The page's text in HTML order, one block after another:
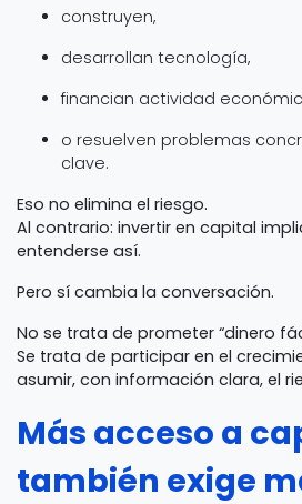
construyen,
desarrollan tecnología,
financian actividad
o resuelven problemas
clave.
Eso no elimina el riesgo.
Al contrario: invertir en capital
entenderse así.
Pero sí cambia la conversación.
No se trata de prometer “dinero
Se trata de participar en el
asumir, con información clara, el
Más acceso a
también exige